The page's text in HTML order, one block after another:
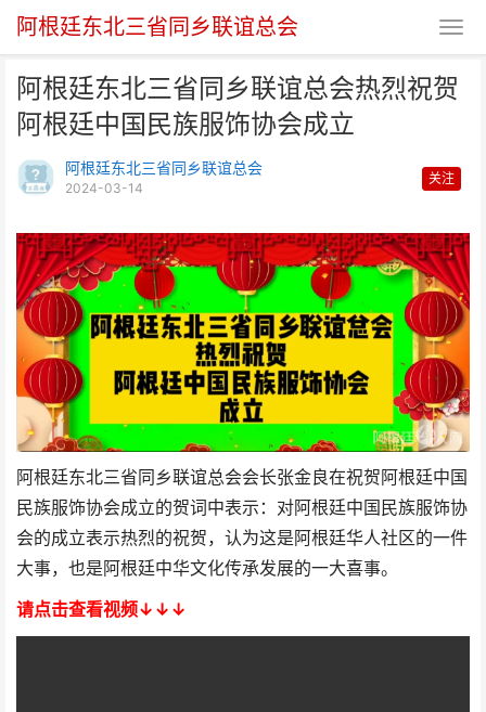
阿根廷东北三省同乡联谊总会
阿根廷东北三省同乡联谊总会热烈祝贺
阿根廷中国民族服饰协会成立
阿根廷东北三省同乡联谊总会
2024-03-14
关注
阿根廷东北三省同乡联谊总会会长张金良在祝贺阿根廷中国
民族服饰协会成立的贺词中表示：对阿根廷中国民族服饰协
会的成立表示热烈的祝贺，认为这是阿根廷华人社区的一件
大事，也是阿根廷中华文化传承发展的一大喜事。
请点击查看视频↓↓↓
阿根廷东北三省同乡联谊总会热烈
祝贺阿根廷中国民族服饰